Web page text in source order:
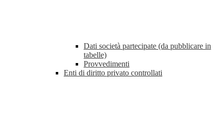
Dati società partecipate (da pubblicare in
tabelle)
Provvedimenti
Enti di diritto privato controllati